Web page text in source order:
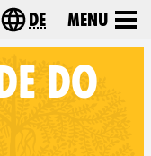
Choose your
de Menu
DO